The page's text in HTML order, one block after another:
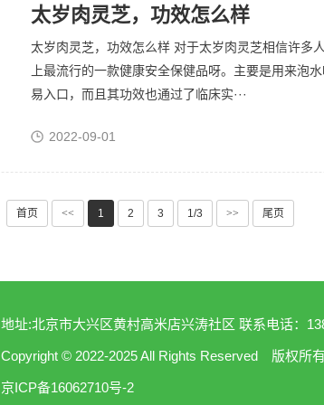
太岁肉灵芝，功效怎么样
太岁肉灵芝，功效怎么样 对于太岁肉灵芝相信许多
上最流行的一款健康安全保健品呀。主要是用来泡
易入口，而且其功效也通过了临床实···
2022-09-01
首页 << 1 2 3 1/3 >> 尾页
地址:北京市大兴区黄村高米店兴涛社区 联系电话：
Copyright © 2022-2025 All Rights Reserved 版权所
京ICP备16062710号-2